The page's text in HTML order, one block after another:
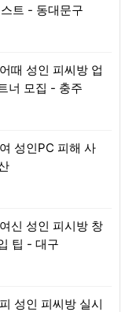
트 - 동대문구
때 성인 피씨방 업
너 모집 - 충주
성인PC 피해 사
신 성인 피시방 창
팁 - 대구
성인 피씨방 실시